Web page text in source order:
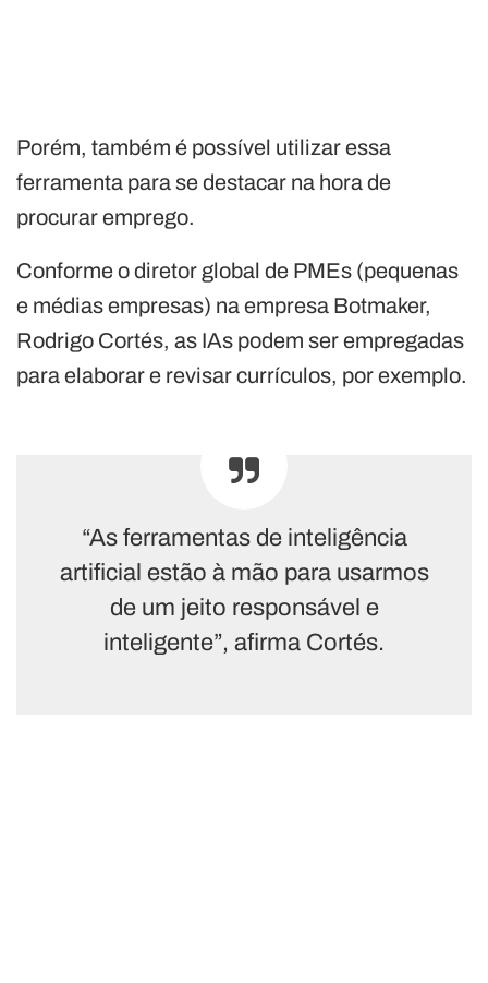
Porém, também é possível utilizar essa
ferramenta para se destacar na hora de
procurar emprego.
Conforme o diretor global de PMEs (pequenas
e médias empresas) na empresa Botmaker,
Rodrigo Cortés, as IAs podem ser empregadas
para elaborar e revisar currículos, por exemplo.
“As ferramentas de inteligência
artificial estão à mão para usarmos
de um jeito responsável e
inteligente”, afirma Cortés.